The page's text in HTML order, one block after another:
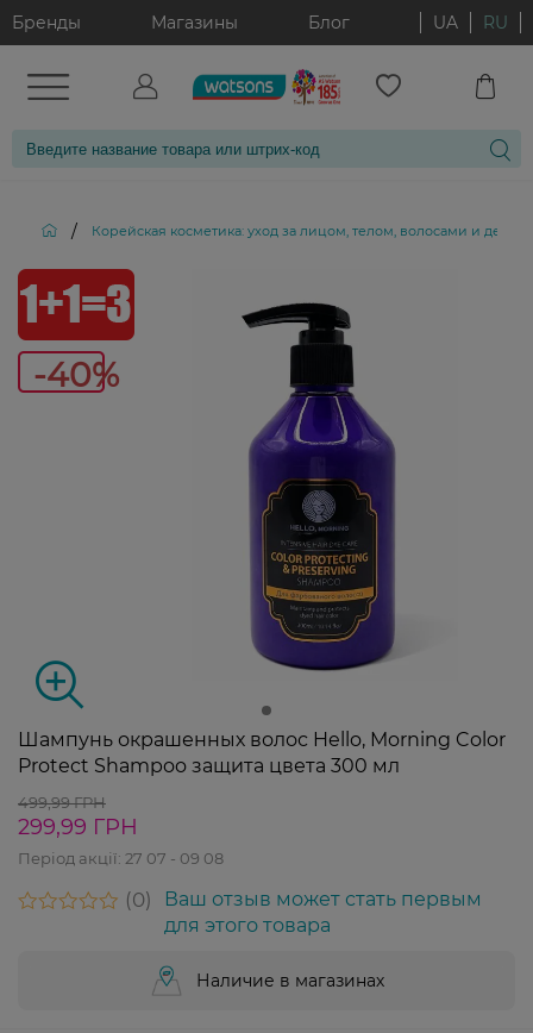
Бренды Магазины Блог UA RU
/ Корейская косметика: уход за лицом, телом, волосами и
-40%
Шампунь окрашенных волос Hello, Morning Color
Protect Shampoo защита цвета 300 мл
499,99 ГРН
299,99 ГРН
Період акції: 27 07 - 09 08
0
Ваш отзыв может стать первым
для этого товара
Наличие в магазинах